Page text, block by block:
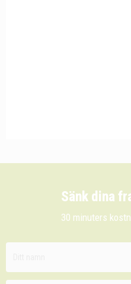
Sänk dina
30 minuters